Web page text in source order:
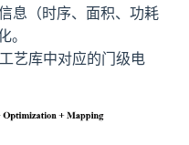
息（时序、面积、功耗
。
艺库中对应的门级电